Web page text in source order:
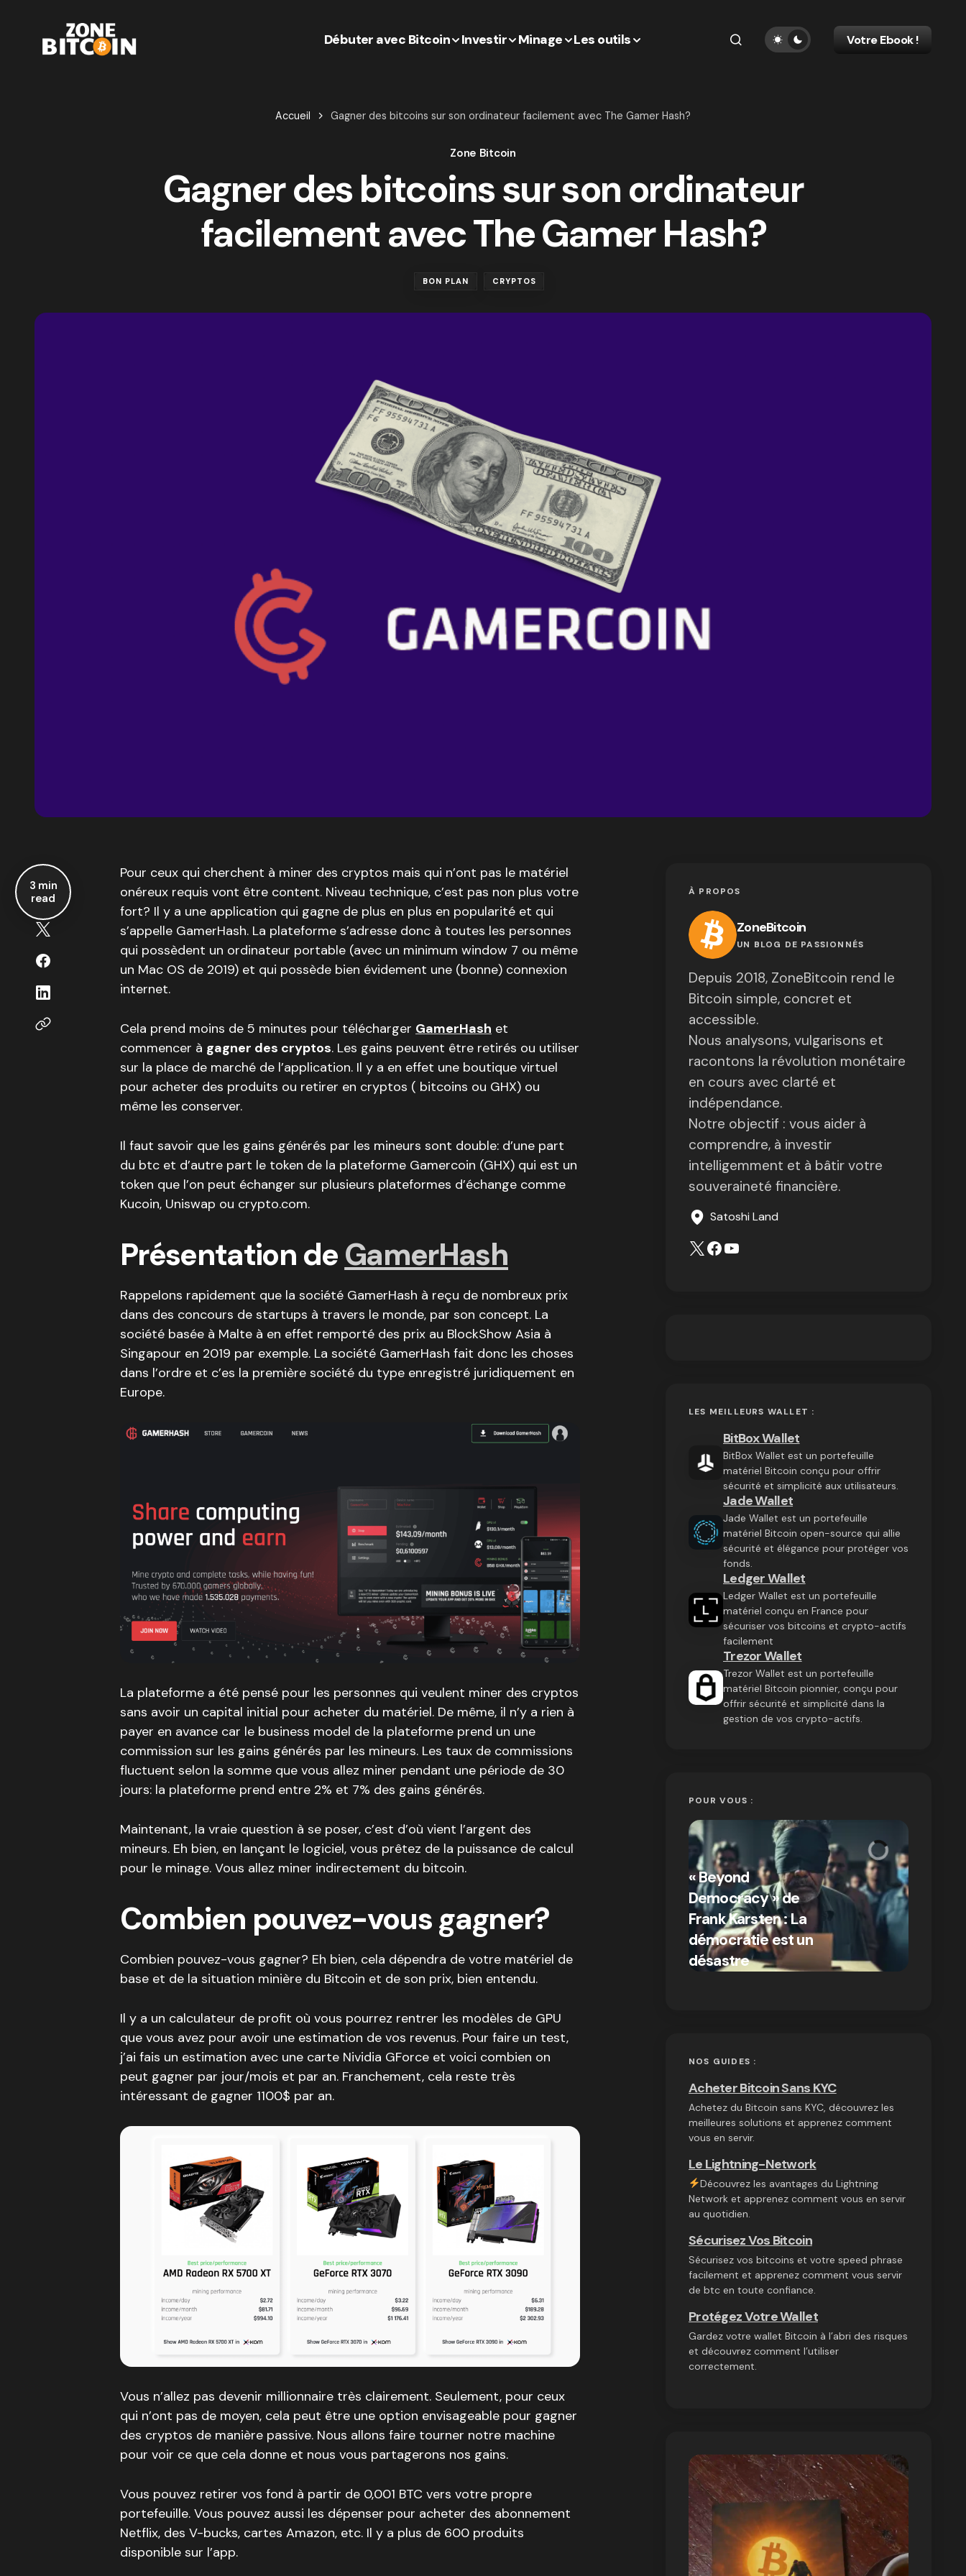
Débuter avec Bitcoin Investir Minage Les outils Votre Ebook !
Accueil Gagner des bitcoins sur son ordinateur facilement avec The Gamer Hash?
Zone Bitcoin
Gagner des bitcoins sur son ordinateur
facilement avec The Gamer Hash?
BON PLAN CRYPTOS
3 min
read
Pour ceux qui cherchent à miner des cryptos mais qui n’ont pas le matériel
onéreux requis vont être content. Niveau technique, c’est pas non plus votre
fort? Il y a une application qui gagne de plus en plus en popularité et qui
s’appelle GamerHash. La plateforme s’adresse donc à toutes les personnes
qui possèdent un ordinateur portable (avec un minimum window 7 ou même
un Mac OS de 2019) et qui possède bien évidement une (bonne) connexion
internet.
Cela prend moins de 5 minutes pour télécharger GamerHash et
commencer à gagner des cryptos. Les gains peuvent être retirés ou utiliser
sur la place de marché de l’application. Il y a en effet une boutique virtuel
pour acheter des produits ou retirer en cryptos ( bitcoins ou GHX) ou
même les conserver.
Il faut savoir que les gains générés par les mineurs sont double: d’une part
du btc et d’autre part le token de la plateforme Gamercoin (GHX) qui est un
token que l’on peut échanger sur plusieurs plateformes d’échange comme
Kucoin, Uniswap ou crypto.com.
Présentation de GamerHash
Rappelons rapidement que la société GamerHash à reçu de nombreux prix
dans des concours de startups à travers le monde, par son concept. La
société basée à Malte à en effet remporté des prix au BlockShow Asia à
Singapour en 2019 par exemple. La société GamerHash fait donc les choses
dans l’ordre et c’es la première société du type enregistré juridiquement en
Europe.
La plateforme a été pensé pour les personnes qui veulent miner des cryptos
sans avoir un capital initial pour acheter du matériel. De même, il n’y a rien à
payer en avance car le business model de la plateforme prend un une
commission sur les gains générés par les mineurs. Les taux de commissions
fluctuent selon la somme que vous allez miner pendant une période de 30
jours: la plateforme prend entre 2% et 7% des gains générés.
Maintenant, la vraie question à se poser, c’est d’où vient l’argent des
mineurs. Eh bien, en lançant le logiciel, vous prêtez de la puissance de calcul
pour le minage. Vous allez miner indirectement du bitcoin.
Combien pouvez-vous gagner?
Combien pouvez-vous gagner? Eh bien, cela dépendra de votre matériel de
base et de la situation minière du Bitcoin et de son prix, bien entendu.
Il y a un calculateur de profit où vous pourrez rentrer les modèles de GPU
que vous avez pour avoir une estimation de vos revenus. Pour faire un test,
j’ai fais un estimation avec une carte Nividia GForce et voici combien on
peut gagner par jour/mois et par an. Franchement, cela reste très
intéressant de gagner 1100$ par an.
Vous n’allez pas devenir millionnaire très clairement. Seulement, pour ceux
qui n’ont pas de moyen, cela peut être une option envisageable pour gagner
des cryptos de manière passive. Nous allons faire tourner notre machine
pour voir ce que cela donne et nous vous partagerons nos gains.
Vous pouvez retirer vos fond à partir de 0,001 BTC vers votre propre
portefeuille. Vous pouvez aussi les dépenser pour acheter des abonnement
Netflix, des V-bucks, cartes Amazon, etc. Il y a plus de 600 produits
disponible sur l’app.
À PROPOS
ZoneBitcoin
UN BLOG DE PASSIONNÉS
Depuis 2018, ZoneBitcoin rend le
Bitcoin simple, concret et
accessible.
Nous analysons, vulgarisons et
racontons la révolution monétaire
en cours avec clarté et
indépendance.
Notre objectif : vous aider à
comprendre, à investir
intelligemment et à bâtir votre
souveraineté financière.
Satoshi Land
LES MEILLEURS WALLET :
BitBox Wallet
BitBox Wallet est un portefeuille
matériel Bitcoin conçu pour offrir
sécurité et simplicité aux utilisateurs.
Jade Wallet
Jade Wallet est un portefeuille
matériel Bitcoin open-source qui allie
sécurité et élégance pour protéger vos
fonds.
Ledger Wallet
Ledger Wallet est un portefeuille
matériel conçu en France pour
sécuriser vos bitcoins et crypto-actifs
facilement
Trezor Wallet
Trezor Wallet est un portefeuille
matériel Bitcoin pionnier, conçu pour
offrir sécurité et simplicité dans la
gestion de vos crypto-actifs.
POUR VOUS :
« Beyond
Democracy » de
Frank Karsten : La
démocratie est un
désastre
on 03/10/2024
NOS GUIDES :
Acheter Bitcoin Sans KYC
Achetez du Bitcoin sans KYC, découvrez les
meilleures solutions et apprenez comment
vous en servir.
Le Lightning-Network
Découvrez les avantages du Lightning
Network et apprenez comment vous en servir
au quotidien.
Sécurisez Vos Bitcoin
Sécurisez vos bitcoins et votre speed phrase
facilement et apprenez comment vous servir
de btc en toute confiance.
Protégez Votre Wallet
Gardez votre wallet Bitcoin à l’abri des risques
et découvrez comment l’utiliser
correctement.